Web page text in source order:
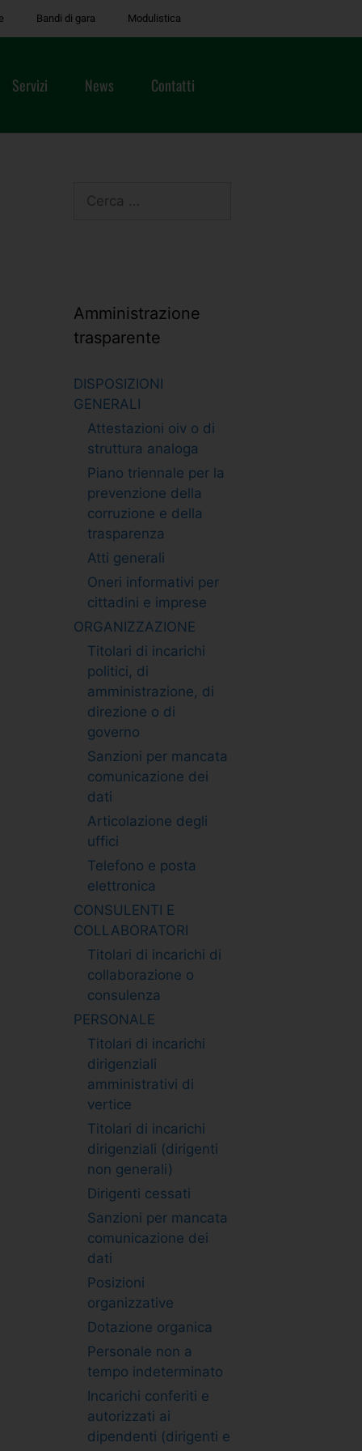
Bandi di gara Modulistica
Servizi News Contatti
Amministrazione
trasparente
DISPOSIZIONI
GENERALI
Attestazioni oiv o di
struttura analoga
Piano triennale per la
prevenzione della
corruzione e della
trasparenza
Atti generali
Oneri informativi per
cittadini e imprese
ORGANIZZAZIONE
Titolari di incarichi
politici, di
amministrazione, di
direzione o di
governo
Sanzioni per mancata
comunicazione dei
dati
Articolazione degli
uffici
Telefono e posta
elettronica
CONSULENTI E
COLLABORATORI
Titolari di incarichi di
collaborazione o
consulenza
PERSONALE
Titolari di incarichi
dirigenziali
amministrativi di
vertice
Titolari di incarichi
dirigenziali (dirigenti
non generali)
Dirigenti cessati
Sanzioni per mancata
comunicazione dei
dati
Posizioni
organizzative
Dotazione organica
Personale non a
tempo indeterminato
Incarichi conferiti e
autorizzati ai
dipendenti (dirigenti e